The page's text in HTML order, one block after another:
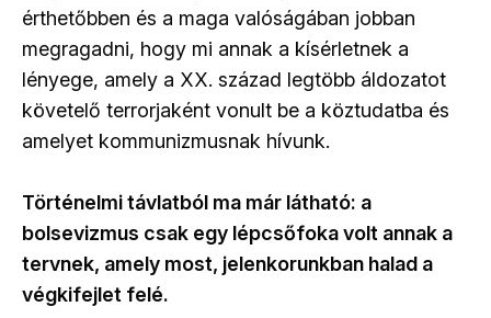
érthetőbben és a maga valóságában jobban
megragadni, hogy mi annak a kísérletnek a
lényege, amely a XX. század legtöbb áldozatot
követelő terrorjaként vonult be a köztudatba és
amelyet kommunizmusnak hívunk.
Történelmi távlatból ma már látható: a
bolsevizmus csak egy lépcsőfoka volt annak a
tervnek, amely most, jelenkorunkban halad a
végkifejlet felé.